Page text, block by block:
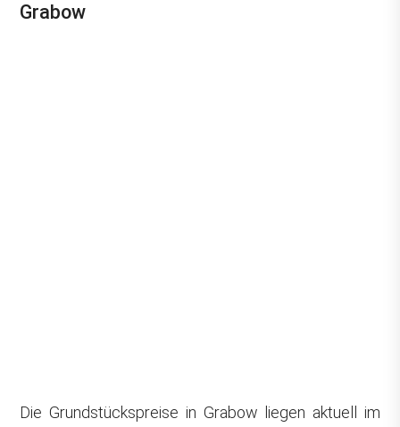
Grabow
Die Grundstückspreise in Grabow liegen aktuell im